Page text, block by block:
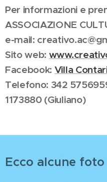
Per informazioni e
ASSOCIAZIONE
e-mail:
Sito web:
Facebook: Villa
Telefono: 342
1173880 (Giuliano)
Ecco alcune